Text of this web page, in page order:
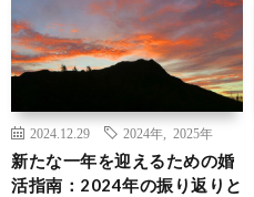
2024.12.29 2024年 2025年
新たな一年を迎えるための婚
活指南：2024年の振り返りと